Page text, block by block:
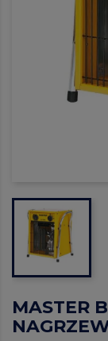
MASTER